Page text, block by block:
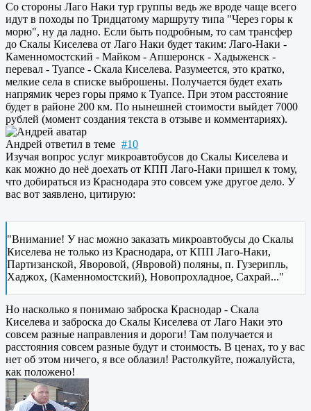
Со стороны Лаго Наки тур группы ведь же вроде чаще всего
идут в походы по Тридцатому маршруту типа "Через горы к
морю", ну да ладно. Если быть подробным, то сам трансфер
до Скалы Киселева от Лаго Наки будет таким: Лаго-Наки -
Каменномостский - Майком - Апшеронск - Хадыженск -
перевал - Туапсе - Скала Киселева. Разумеется, это кратко,
мелкие села в списке выброшены. Получается будет ехать
напрямик через горы прямо к Туапсе. При этом расстояние
будет в районе 200 км. По нынешней стоимости выйдет 7000
рублей (момент создания текста в отзыве и комментариях).
Андрей ответил в теме #10
Изучая вопрос услуг микроавтобусов до Скалы Киселева и
как можно до неё доехать от КПП Лаго-Наки пришел к тому,
что добираться из Краснодара это совсем уже другое дело. У
вас вот заявлено, цитирую:
"Внимание! У нас можно заказать микроавтобусы до Скалы
Киселева не только из Краснодара, от КПП Лаго-Наки,
Партизанской, Яворовой, (Явровой) поляны, п. Гузерипль,
Хаджох, (Каменномостский), Новопрохладное, Сахрай..."
Но насколько я понимаю заброска Краснодар - Скала
Киселева и заброска до Скалы Киселева от Лаго Наки это
совсем разные направления и дороги! Там получается и
расстояния совсем разные будут и стоимость. В ценах, то у вас
нет об этом ничего, я все облазил! Растолкуйте, пожалуйста,
как положено!